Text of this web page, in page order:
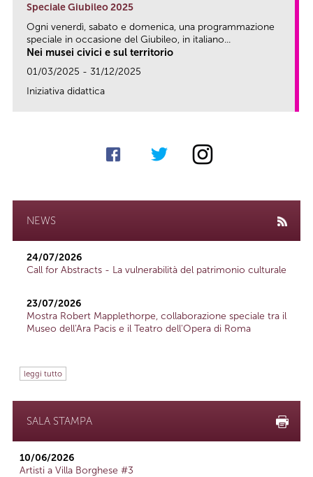
Speciale Giubileo 2025
Ogni venerdì, sabato e domenica, una programmazione
speciale in occasione del Giubileo, in italiano...
Nei musei civici e sul territorio
01/03/2025 - 31/12/2025
Iniziativa didattica
NEWS
24/07/2026
Call for Abstracts - La vulnerabilità del patrimonio culturale
23/07/2026
Mostra Robert Mapplethorpe, collaborazione speciale tra il
Museo dell'Ara Pacis e il Teatro dell'Opera di Roma
leggi tutto
SALA STAMPA
10/06/2026
Artisti a Villa Borghese #3